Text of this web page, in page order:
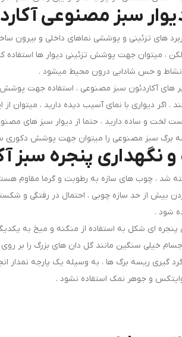
سبز مصنوعی
های تزئینی و پوششی نماهای داخلی و بیرون
، میتوان جهت پوشش تزئینی دیوار ها استفاده
و حس شادابی درون محیط میشود .
های آکاردئون سبز مصنوعی ، استفاده جهت
. اگر دیواری با نمای آسیب دیده دارید ، میتوان
لخت و ساده دارید ، حتما از دیوار سبز های
برگ سبز مصنوعی را میتوان جهت پوشش دکوری
نگهداری پنجره سبز
شد ، چوب های سازه به رطوبت و گرما مقاوم
بیش از حد سازه چوبی ، احتمال در رفتگی و
شود .
پنجره ای شکل به استفاده از منگنه و میخ به
اجسام خیلی سنگین مانند گل دان های بزرگ را بر روی
گیری ریسه برگ ها ، به وسیله یک پارجه نمدار
و جوهر نمک استفاده نشود .